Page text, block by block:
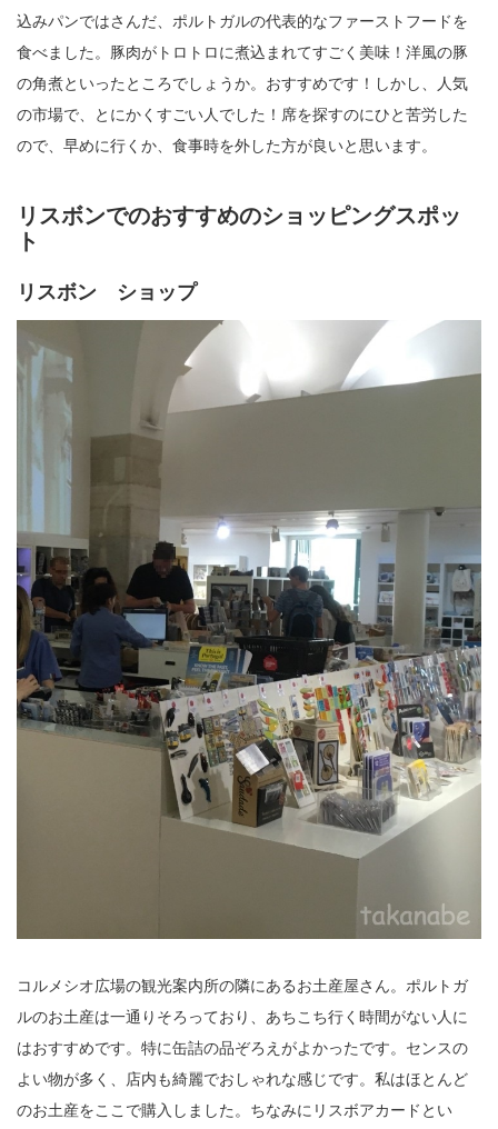
込みパンではさんだ、ポルトガルの代表的なファーストフードを
食べました。豚肉がトロトロに煮込まれてすごく美味！洋風の豚
の角煮といったところでしょうか。おすすめです！しかし、人気
の市場で、とにかくすごい人でした！席を探すのにひと苦労した
ので、早めに行くか、食事時を外した方が良いと思います。
リスボンでのおすすめのショッピングスポッ
ト
リスボン ショップ
コルメシオ広場の観光案内所の隣にあるお土産屋さん。ポルトガ
ルのお土産は一通りそろっており、あちこち行く時間がない人に
はおすすめです。特に缶詰の品ぞろえがよかったです。センスの
よい物が多く、店内も綺麗でおしゃれな感じです。私はほとんど
のお土産をここで購入しました。ちなみにリスボアカードとい